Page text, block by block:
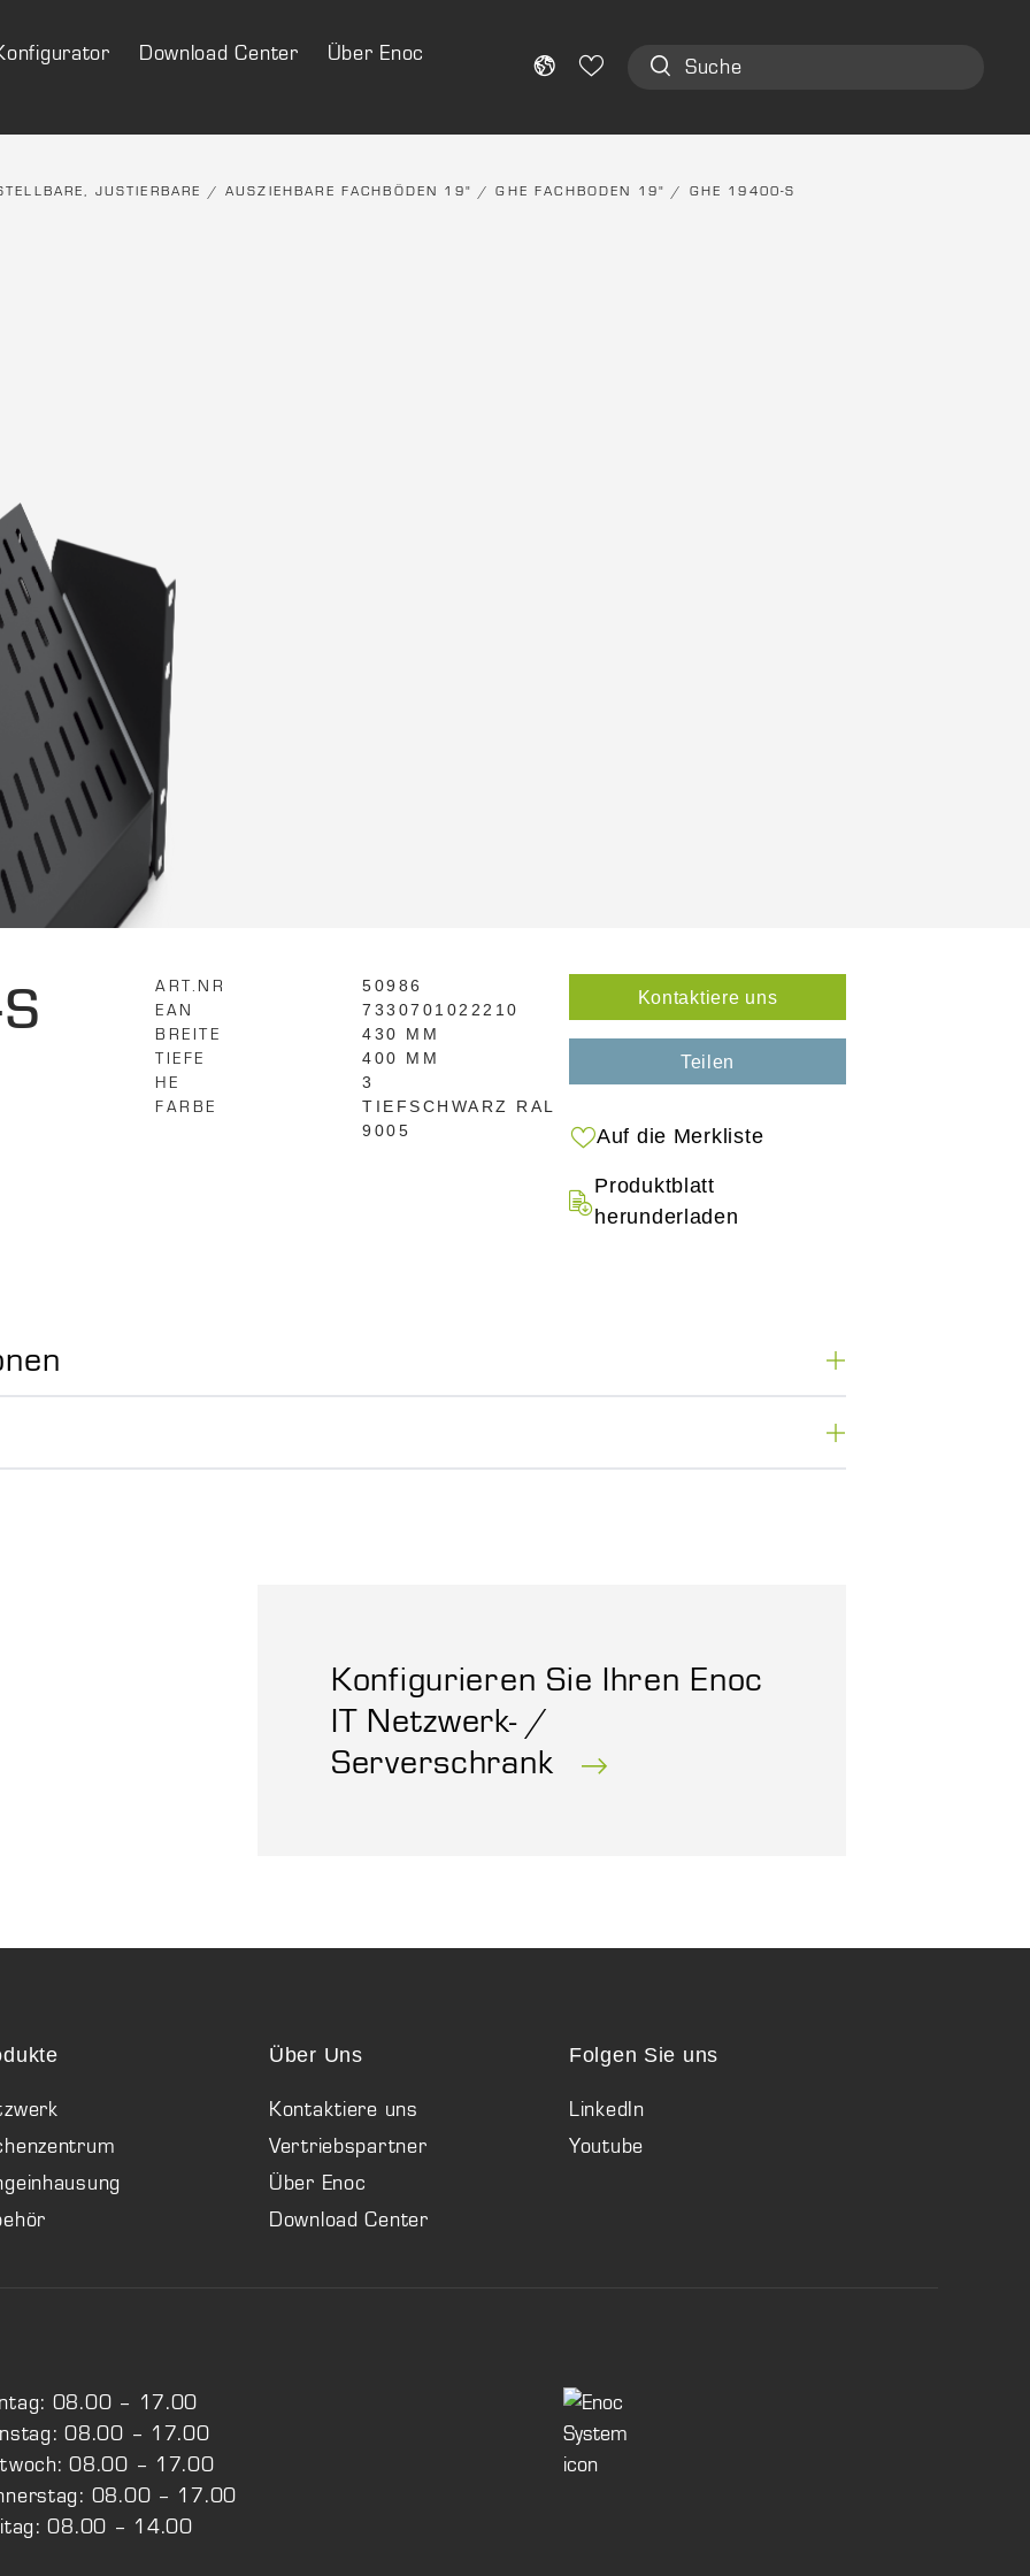
Download Center
Über Enoc
JUSTIERBARE / AUSZIEHBARE FACHBÖDEN 19" /GHE FACHBODEN 19" / GHE 19400-S
ART.NR
50986
EAN
7330701022210
BREITE
430 MM
TIEFE
400 MM
HE
3
FARBE
TIEFSCHWARZ RAL
9005
Kontaktiere uns
Teilen
Auf die Merkliste
Produktblatt
herunderladen
Konfigurieren Sie Ihren Enoc
IT Netzwerk- /
Serverschrank
Über Uns
Kontaktiere uns
Vertriebspartner
Über Enoc
Download Center
Folgen Sie uns
LinkedIn
Youtube
08.00 – 17.00
08.00 – 17.00
08.00 – 17.00
08.00 – 17.00
08.00 – 14.00